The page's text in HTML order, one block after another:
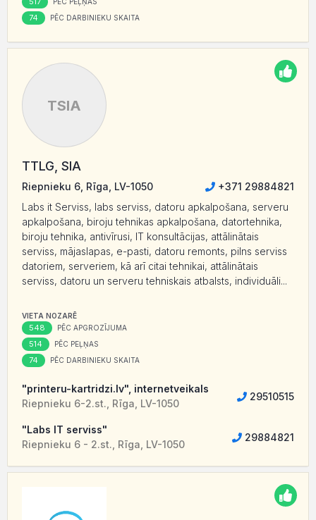
PĒC PEĻŅAS
74 PĒC DARBINIEKU SKAITA
TSIA
TTLG, SIA
Riepnieku 6, Rīga, LV-1050
+371 29884821
Labs it Serviss, labs serviss, datoru apkalpošana, serveru
apkalpošana, biroju tehnikas apkalpošana, datortehnika,
biroju tehnika, antivīrusi, IT konsultācijas, attālinātais
serviss, mājaslapas, e-pasti, datoru remonts, pilns serviss
datoriem, serveriem, kā arī citai tehnikai, attālinātais
serviss, datoru un serveru tehniskais atbalsts, individuāli...
VIETA NOZARĒ
548 PĒC APGROZĪJUMA
514 PĒC PEĻŅAS
74 PĒC DARBINIEKU SKAITA
"printeru-kartridzi.lv", internetveikals
Riepnieku 6-2.st., Rīga, LV-1050
29510515
"Labs IT serviss"
Riepnieku 6 - 2.st., Rīga, LV-1050
29884821